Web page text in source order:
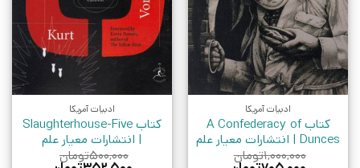
ادبیات آمریکا
کتاب A Confederacy of
Dunces | انتشارات معیار علم
۱,۰۰۰,۰۰۰تومان
ادبیات آمریکا
کتاب Slaughterhouse-Five
| انتشارات معیار علم
۵۰۰,۰۰۰تومان